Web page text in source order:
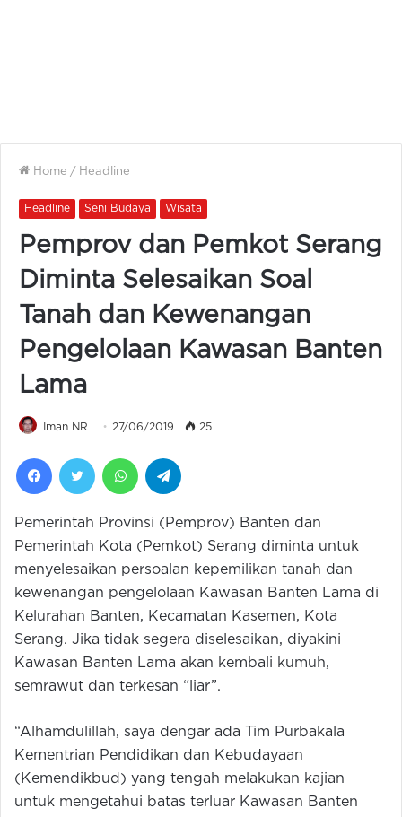
Home / Headline
Headline Seni Budaya Wisata
Pemprov dan Pemkot Serang
Diminta Selesaikan Soal
Tanah dan Kewenangan
Pengelolaan Kawasan Banten
Lama
Iman NR 27/06/2019 25
FacebookTwitter WhatsApp
Pemerintah Provinsi (Pemprov) Banten dan
Pemerintah Kota (Pemkot) Serang diminta untuk
menyelesaikan persoalan kepemilikan tanah dan
kewenangan pengelolaan Kawasan Banten Lama di
Kelurahan Banten, Kecamatan Kasemen, Kota
Serang. Jika tidak segera diselesaikan, diyakini
Kawasan Banten Lama akan kembali kumuh,
semrawut dan terkesan “liar”.
“Alhamdulillah, saya dengar ada Tim Purbakala
Kementrian Pendidikan dan Kebudayaan
(Kemendikbud) yang tengah melakukan kajian
untuk mengetahui batas terluar Kawasan Banten